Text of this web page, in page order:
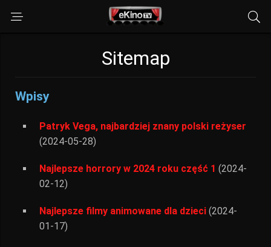
Sitemap
Wpisy
Patryk Vega, najbardziej znany polski reżyser
(2024-05-28)
Najlepsze horrory w 2024 roku część 1 (2024-
02-12)
Najlepsze filmy animowane dla dzieci (2024-
01-17)